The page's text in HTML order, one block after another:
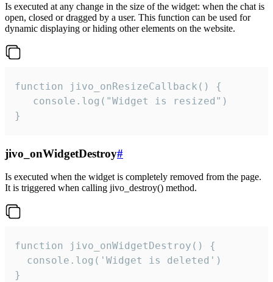
Is executed at any change in the size of the widget: when the chat is
open, closed or dragged by a user. This function can be used for
dynamic displaying or hiding other elements on the website.
function jivo_onResizeCallback() {
   console.log("Widget is resized")
}
jivo_onWidgetDestroy#
Is executed when the widget is completely removed from the page.
It is triggered when calling jivo_destroy() method.
function jivo_onWidgetDestroy() {
  console.log('Widget is deleted')
}